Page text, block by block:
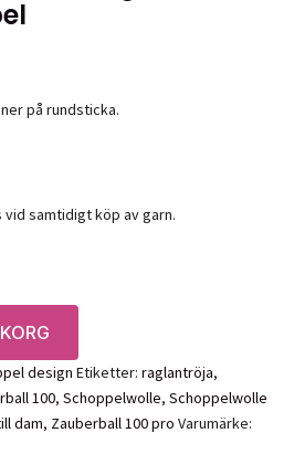
på rundsticka.
samtidigt köp av garn.
design Etiketter: raglantröja,
100, Schoppelwolle, Schoppelwolle
dam, Zauberball 100 pro Varumärke: